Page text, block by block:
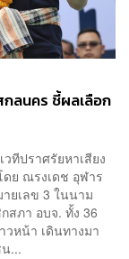
ลนคร ชี้ผลเลือก
ทีปราศรัยหาเสียง
ดย ณรงเดช อุฬาร
ยเลข 3 ในนาม
สภา อบจ. ทั้ง 36
หน้า เดินทางมา
...